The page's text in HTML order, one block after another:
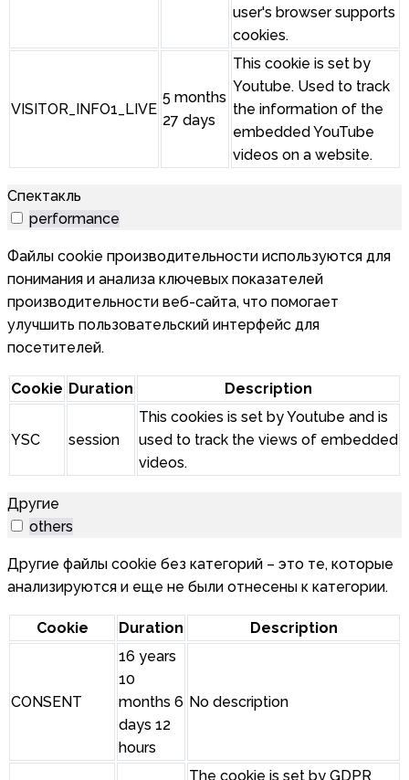
user's browser supports
cookies.
VISITOR_INFO1_LIVE
5 months
27 days
This cookie is set by
Youtube. Used to track
the information of the
embedded YouTube
videos on a website.
Спектакль
performance
Файлы cookie производительности используются для
понимания и анализа ключевых показателей
производительности веб-сайта, что помогает
улучшить пользовательский интерфейс для
посетителей.
Cookie Duration Description
YSC session
This cookies is set by Youtube and is
used to track the views of embedded
videos.
Другие
others
Другие файлы cookie без категорий – это те, которые
анализируются и еще не были отнесены к категории.
Cookie Duration Description
CONSENT
16 years
10
months 6
days 12
hours
No description
The cookie is set by GDPR